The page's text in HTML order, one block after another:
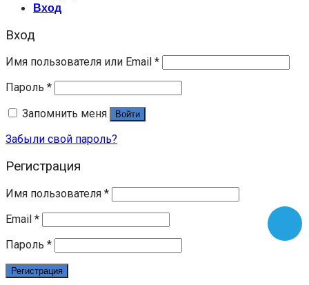
Вход
Вход
Имя пользователя или Email *
Пароль *
Запомнить меня
Войти
Забыли свой пароль?
Регистрация
Имя пользователя *
Email *
Пароль *
Регистрация